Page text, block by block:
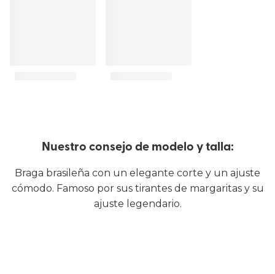
Nuestro consejo de modelo y talla:
Braga brasileña con un elegante corte y un ajuste
cómodo. Famoso por sus tirantes de margaritas y su
ajuste legendario.